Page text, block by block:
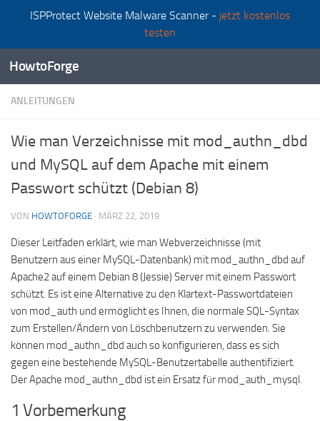
ISPProtect Website Malware Scanner - jetzt kostenlos
testen
Zum Inhalt springen
HowtoForge
ANLEITUNGEN
Wie man Verzeichnisse mit mod_authn_dbd
und MySQL auf dem Apache mit einem
Passwort schützt (Debian 8)
VON HOWTOFORGE · MÄRZ 22, 2019
Dieser Leitfaden erklärt, wie man Webverzeichnisse (mit
Benutzern aus einer MySQL-Datenbank) mit mod_authn_dbd auf
Apache2 auf einem Debian 8 (Jessie) Server mit einem Passwort
schützt. Es ist eine Alternative zu den Klartext-Passwortdateien
von mod_auth und ermöglicht es Ihnen, die normale SQL-Syntax
zum Erstellen/Ändern von Löschbenutzern zu verwenden. Sie
können mod_authn_dbd auch so konfigurieren, dass es sich
gegen eine bestehende MySQL-Benutzertabelle authentifiziert.
Der Apache mod_authn_dbd ist ein Ersatz für mod_auth_mysql.
1 Vorbemerkung